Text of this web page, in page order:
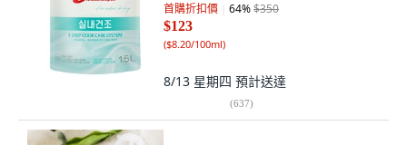
首購折扣價 64%$350
$123
($8.20/100ml)
8/13 星期四 預計送達
(637)